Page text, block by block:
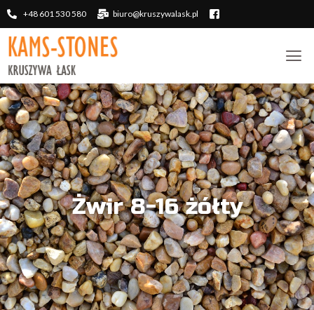
+48 601 530 580 biuro@kruszywalask.pl
Żwir 8-16 żółty